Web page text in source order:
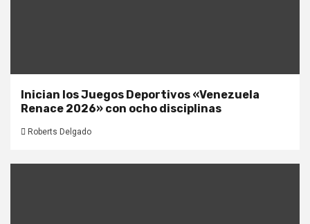
Inician los Juegos Deportivos «Venezuela
Renace 2026» con ocho disciplinas
Roberts Delgado